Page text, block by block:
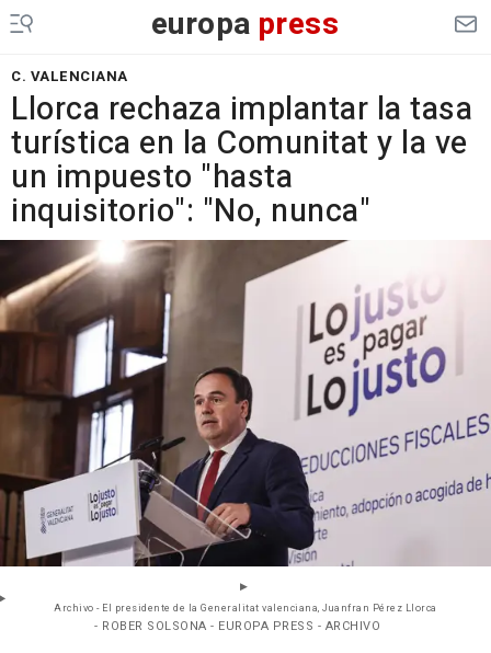
europa press
C. VALENCIANA
Llorca rechaza implantar la tasa
turística en la Comunitat y la ve
un impuesto "hasta
inquisitorio": "No, nunca"
Archivo - El presidente de la Generalitat valenciana, Juanfran Pérez Llorca
- ROBER SOLSONA - EUROPA PRESS - ARCHIVO